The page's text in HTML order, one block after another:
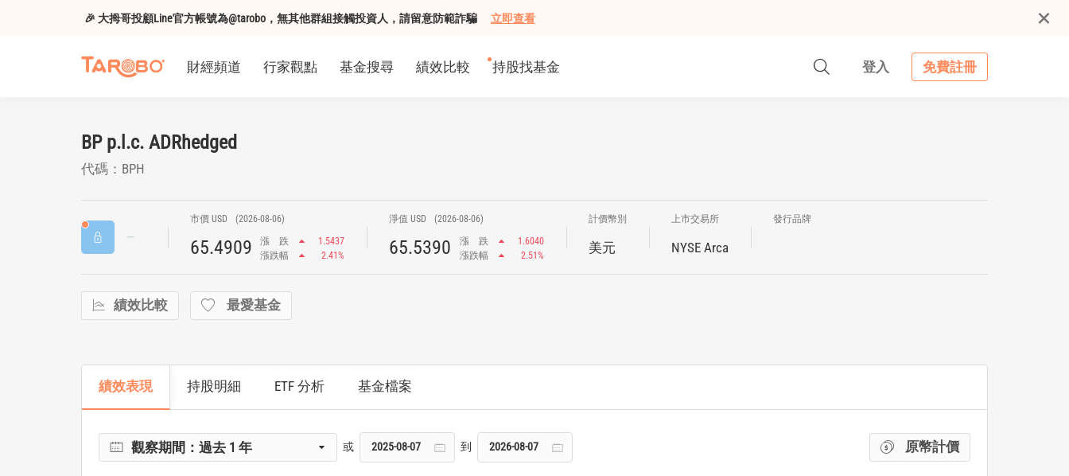
🎉 大拇哥投顧Line官方帳號為@tarobo，無其他群組接觸投資人，請留意防範詐騙 立即查看
財經頻道 行家觀點 基金搜尋 績效比較 持股找基金 登入 免費註冊
BP p.l.c. ADRhedged
代碼：BPH
市價 USD (2026-08-06)
65.4909 漲 跌
1.5437
漲跌幅
2.41%
淨值 USD (2026-08-06)
65.5390 漲 跌
1.6040
漲跌幅
2.51%
計價幣別
美元
上市交易所
NYSE Arca
發行品牌
績效比較 最愛基金
績效表現 持股明細 ETF 分析 基金檔案
觀察期間：過去 1 年 或 到 原幣計價